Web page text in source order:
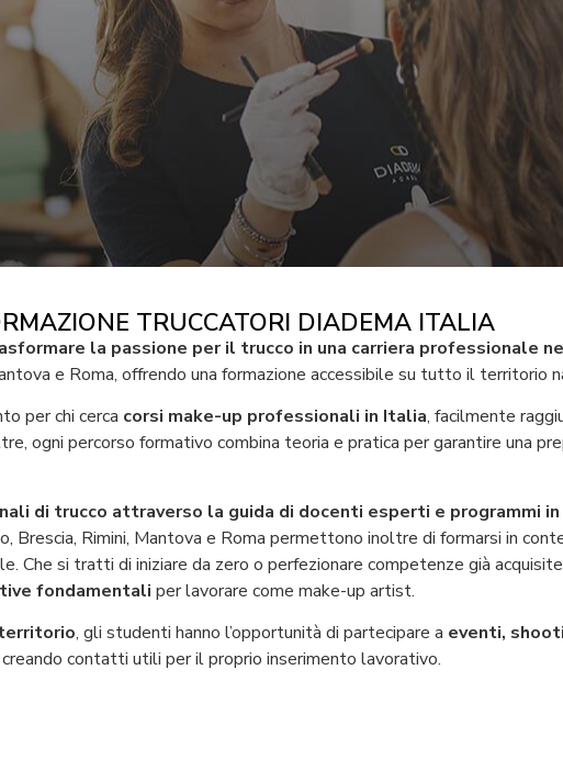
TRUCCATORI DIADEMA ITALIA
la passione per il trucco in una carriera professionale
e Roma, offrendo una formazione accessibile su tutto il territorio
per chi cerca corsi make-up professionali in Italia, facilmente
ogni percorso formativo combina teoria e pratica per garantire una
di trucco attraverso la guida di docenti esperti e programmi
Brescia, Rimini, Mantova e Roma permettono inoltre di formarsi in
Che si tratti di iniziare da zero o perfezionare competenze già
fondamentali per lavorare come make-up artist.
, gli studenti hanno l’opportunità di partecipare a eventi,
contatti utili per il proprio inserimento lavorativo.